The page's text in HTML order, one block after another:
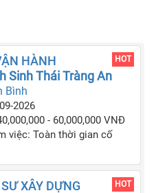
HÀNH
Sinh Thái Tràng An
Bình
2026
- 60,000,000 VNĐ
việc: Toàn thời gian cố
HOT
XÂY DỰNG
HOT